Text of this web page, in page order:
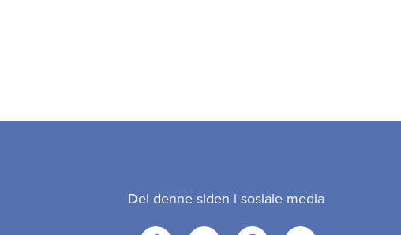
Del denne siden i sosiale media